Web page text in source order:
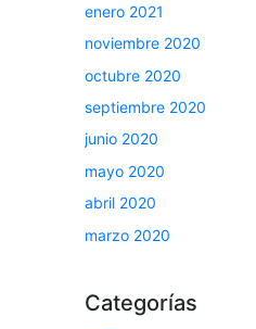
enero 2021
noviembre 2020
octubre 2020
septiembre 2020
junio 2020
mayo 2020
abril 2020
marzo 2020
Categorías